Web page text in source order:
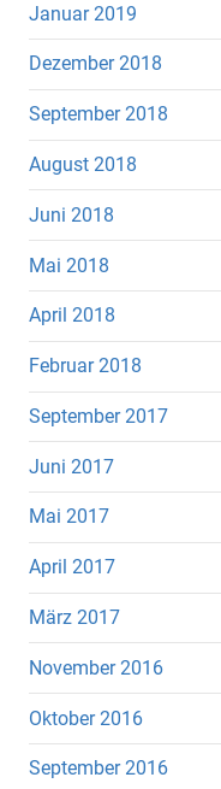
Januar 2019
Dezember 2018
September 2018
August 2018
Juni 2018
Mai 2018
April 2018
Februar 2018
September 2017
Juni 2017
Mai 2017
April 2017
März 2017
November 2016
Oktober 2016
September 2016